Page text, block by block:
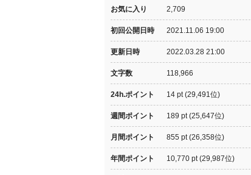
お気に入り 2,709
初回公開日時 2021.11.06 19:00
更新日時 2022.03.28 21:00
文字数 118,966
24h.ポイント 14 pt (29,491位)
週間ポイント 189 pt (25,647位)
月間ポイント 855 pt (26,358位)
年間ポイント 10,770 pt (29,987位)